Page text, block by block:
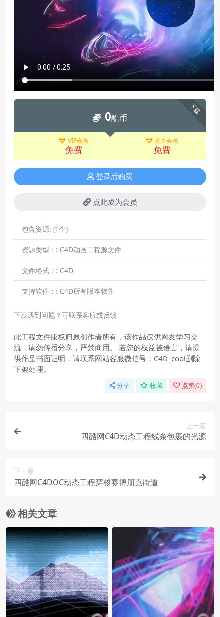
下载
0酷币
VIP会员
免费
永久会员
免费
登录后购买
点此成为会员
包含资源: (1个)
资源类型：: C4D动画工程源文件
文件格式：: C4D
支持软件：: C4D所有版本软件
下载遇到问题？可联系客服或反馈
此工程文件版权归原创作者所有，该作品仅供网友学习交
流，请勿传播分享，严禁商用。 若您的权益被侵害，请提
供作品书面证明，请联系网站客服微信号：C4D_cool删除
下架处理。
分享 收藏 点赞(0)
上一篇
四酷网C4D动态工程线条包裹的光源
下一篇
四酷网C4DOC动态工程穿梭赛博朋克街道
相关文章